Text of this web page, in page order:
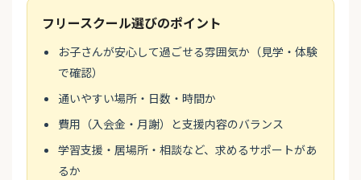
フリースクール選びのポイント
お子さんが安心して過ごせる雰囲気か（見学・体験
で確認）
通いやすい場所・日数・時間か
費用（入会金・月謝）と支援内容のバランス
学習支援・居場所・相談など、求めるサポートがあ
るか